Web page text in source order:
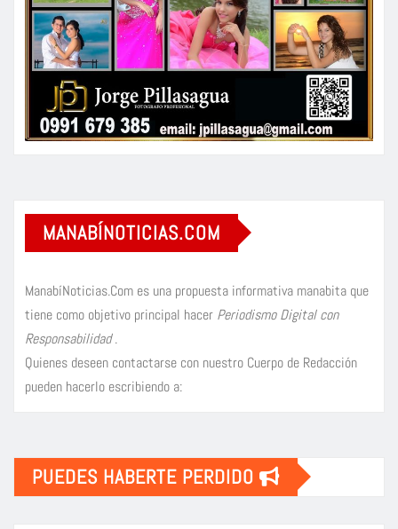
MANABÍNOTICIAS.COM
ManabíNoticias.Com es una propuesta informativa manabita que
tiene como objetivo principal hacer Periodismo Digital con
Responsabilidad.
Quienes deseen contactarse con nuestro Cuerpo de Redacción
pueden hacerlo escribiendo a:
PUEDES HABERTE PERDIDO